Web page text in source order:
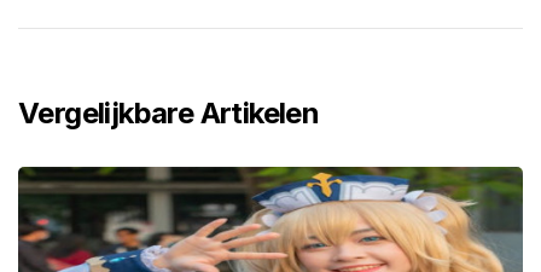
Vergelijkbare Artikelen